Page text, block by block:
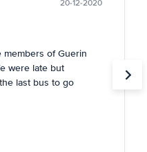
20-12-2020
members of Guerin
were late but
last bus to go